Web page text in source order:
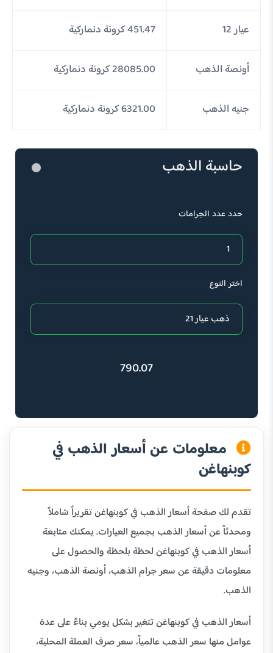
عيار 12 451.47 كرونة دنماركية
أونصة الذهب 28085.00 كرونة دنماركية
جنيه الذهب 6321.00 كرونة دنماركية
حاسبة الذهب
حدد عدد الجرامات
اختر النوع
790.07
معلومات عن أسعار الذهب في
كوبنهاغن
تقدم لك صفحة أسعار الذهب في كوبنهاغن تقريراً شاملاً
ومحدثاً عن أسعار الذهب بجميع العيارات. يمكنك متابعة
أسعار الذهب في كوبنهاغن لحظة بلحظة والحصول على
معلومات دقيقة عن سعر جرام الذهب، أونصة الذهب، وجنيه
الذهب.
أسعار الذهب في كوبنهاغن تتغير بشكل يومي بناءً على عدة
عوامل منها سعر الذهب عالمياً، سعر صرف العملة المحلية،